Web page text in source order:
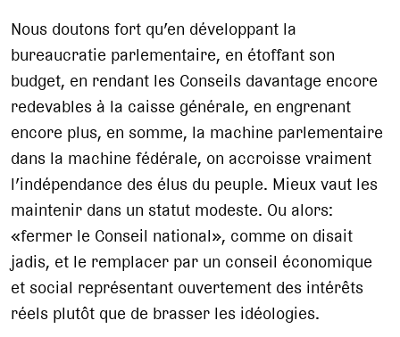
Nous doutons fort qu’en développant la
bureaucratie parlementaire, en étoffant son
budget, en rendant les Conseils davantage encore
redevables à la caisse générale, en engrenant
encore plus, en somme, la machine parlementaire
dans la machine fédérale, on accroisse vraiment
l’indépendance des élus du peuple. Mieux vaut les
maintenir dans un statut modeste. Ou alors:
«fermer le Conseil national», comme on disait
jadis, et le remplacer par un conseil économique
et social représentant ouvertement des intérêts
réels plutôt que de brasser les idéologies.